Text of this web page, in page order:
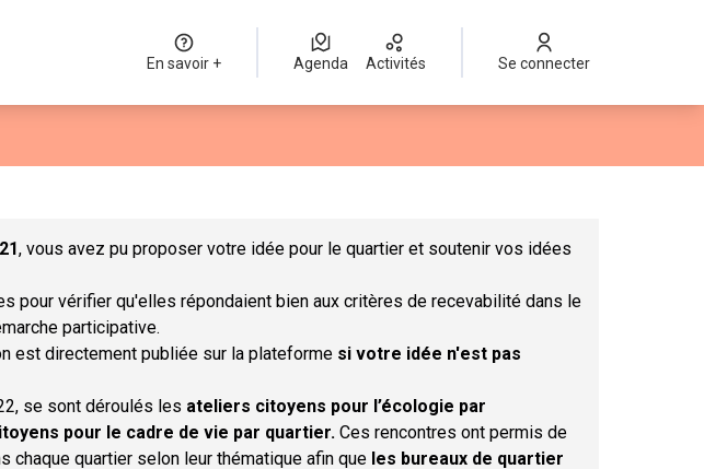
En savoir + Agenda Activités Se connecter
, vous avez pu proposer votre idée pour le quartier et soutenir vos idées
pour vérifier qu'elles répondaient bien aux critères de recevabilité dans le
nouvel onglet)
participative.
est directement publiée sur la plateforme si votre idée n'est pas
se sont déroulés les ateliers citoyens pour l’écologie par
pour le cadre de vie par quartier. Ces rencontres ont permis de
quartier selon leur thématique afin que les bureaux de quartier